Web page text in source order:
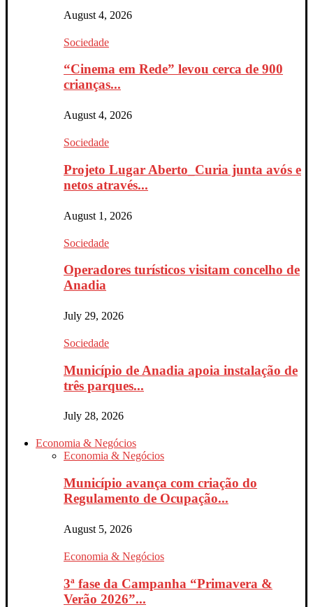
August 4, 2026
Sociedade
“Cinema em Rede” levou cerca de 900
crianças...
August 4, 2026
Sociedade
Projeto Lugar Aberto_Curia junta avós e
netos através...
August 1, 2026
Sociedade
Operadores turísticos visitam concelho de
Anadia
July 29, 2026
Sociedade
Município de Anadia apoia instalação de
três parques...
July 28, 2026
Economia & Negócios
Economia & Negócios
Município avança com criação do
Regulamento de Ocupação...
August 5, 2026
Economia & Negócios
3ª fase da Campanha “Primavera &
Verão 2026”...